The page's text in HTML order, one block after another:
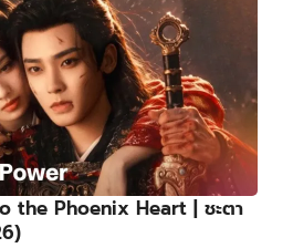
the Phoenix Heart | ชะตา